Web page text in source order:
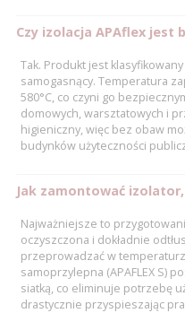
Czy izolacja APAflex jest
Tak. Produkt jest
samogasnący. Temperatura
580°C, co czyni go
domowych, warsztatowych i
higieniczny, więc bez obaw
budynków użyteczności
Jak zamontować
Najważniejsze to
oczyszczona i dokładnie
przeprowadzać w
samoprzylepna (APAFLEX S)
siatką, co eliminuje potrzebę
drastycznie przyspieszając